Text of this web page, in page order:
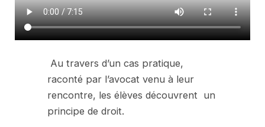
Au travers d’un cas pratique,
raconté par l’avocat venu à leur
rencontre, les élèves découvrent un
principe de droit.